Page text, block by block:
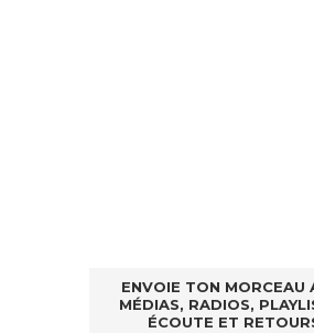
ENVOIE TON MORCEAU
MÉDIAS, RADIOS,
ÉCOUTE ET